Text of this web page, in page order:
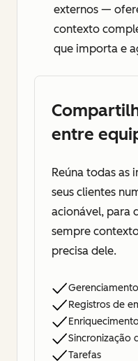
externos —
contexto
que importa e
entre
Reúna todas as
seus clientes
acionável, para
sempre
precisa dele.
Registros de
Sincronização
Tarefas